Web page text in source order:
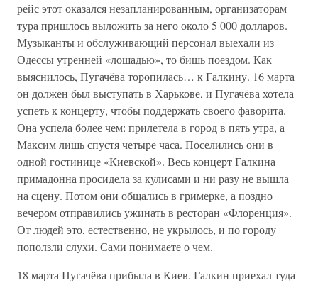
рейс этот оказался незапланированным, организаторам
тура пришлось выложить за него около 5 000 долларов.
Музыканты и обслуживающий персонал выехали из
Одессы утренней «лошадью», то бишь поездом. Как
выяснилось, Пугачёва торопилась… к Галкину. 16 марта
он должен был выступать в Харькове, и Пугачёва хотела
успеть к концерту, чтобы поддержать своего фаворита.
Она успела более чем: прилетела в город в пять утра, а
Максим лишь спустя четыре часа. Поселились они в
одной гостинице «Киевской». Весь концерт Галкина
примадонна просидела за кулисами и ни разу не вышла
на сцену. Потом они общались в гримерке, а поздно
вечером отправились ужинать в ресторан «Флоренция».
От людей это, естественно, не укрылось, и по городу
поползли слухи. Сами понимаете о чем.
18 марта Пугачёва прибыла в Киев. Галкин приехал туда